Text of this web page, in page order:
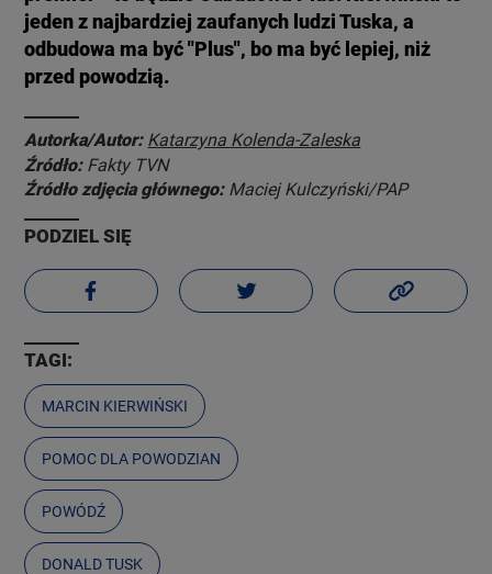
jeden z najbardziej zaufanych ludzi Tuska, a
odbudowa ma być "Plus", bo ma być lepiej, niż
przed powodzią.
Autorka/Autor: Katarzyna Kolenda-Zaleska
Źródło: Fakty TVN
Źródło zdjęcia głównego: Maciej Kulczyński/PAP
PODZIEL SIĘ
TAGI:
MARCIN KIERWIŃSKI
POMOC DLA POWODZIAN
POWÓDŹ
DONALD TUSK